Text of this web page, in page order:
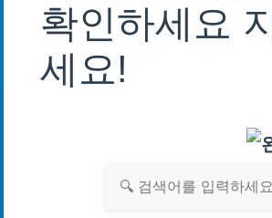
확인하세요
세요!